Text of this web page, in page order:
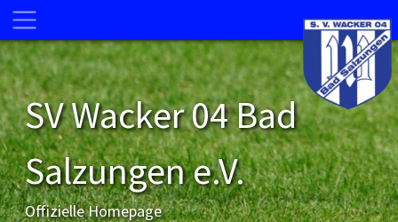
SV Wacker 04 Bad
Salzungen e.V.
Offizielle Homepage